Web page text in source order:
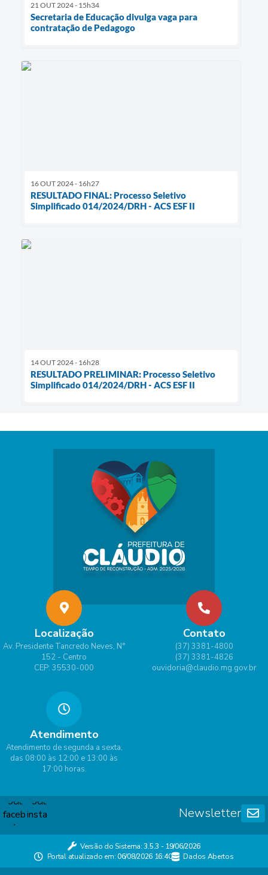
21 OUT 2024 - 15h34
Secretaria de Educação divulga vaga para
contratação de Pedagogo
16 OUT 2024 - 16h27
RESULTADO FINAL: Processo Seletivo
Simplificado 014/2024/DRH - ACS ESF II
14 OUT 2024 - 16h28
RESULTADO PRELIMINAR: Processo Seletivo
Simplificado 014/2024/DRH - ACS ESF II
Localização
Av. Presidente Tancredo Neves, N°
152 - Centro
CEP: 35530-000
Contato
(37) 3381-4800
(37) 3381-4826
ouvidoria@claudio.mg.gov.br
Atendimento
Atendimento de segunda a sexta,
das 08:00 às 12:00 e 13:00 às
17:00 horas.
Newsletter
Versão do Sistema:3.5.3 - 19/06/2026
Portal atualizado em:06/08/2026 16:40 Dados Abertos